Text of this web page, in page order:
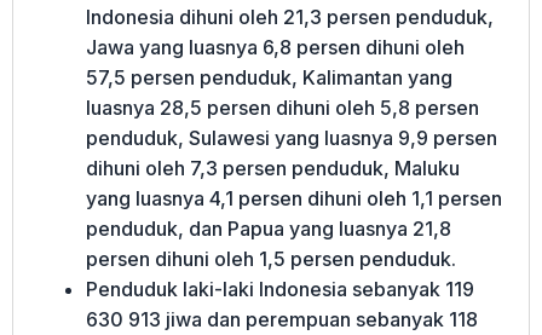
Indonesia dihuni oleh 21,3 persen penduduk,
Jawa yang luasnya 6,8 persen dihuni oleh
57,5 persen penduduk, Kalimantan yang
luasnya 28,5 persen dihuni oleh 5,8 persen
penduduk, Sulawesi yang luasnya 9,9 persen
dihuni oleh 7,3 persen penduduk, Maluku
yang luasnya 4,1 persen dihuni oleh 1,1 persen
penduduk, dan Papua yang luasnya 21,8
persen dihuni oleh 1,5 persen penduduk.
Penduduk laki-laki Indonesia sebanyak 119
630 913 jiwa dan perempuan sebanyak 118